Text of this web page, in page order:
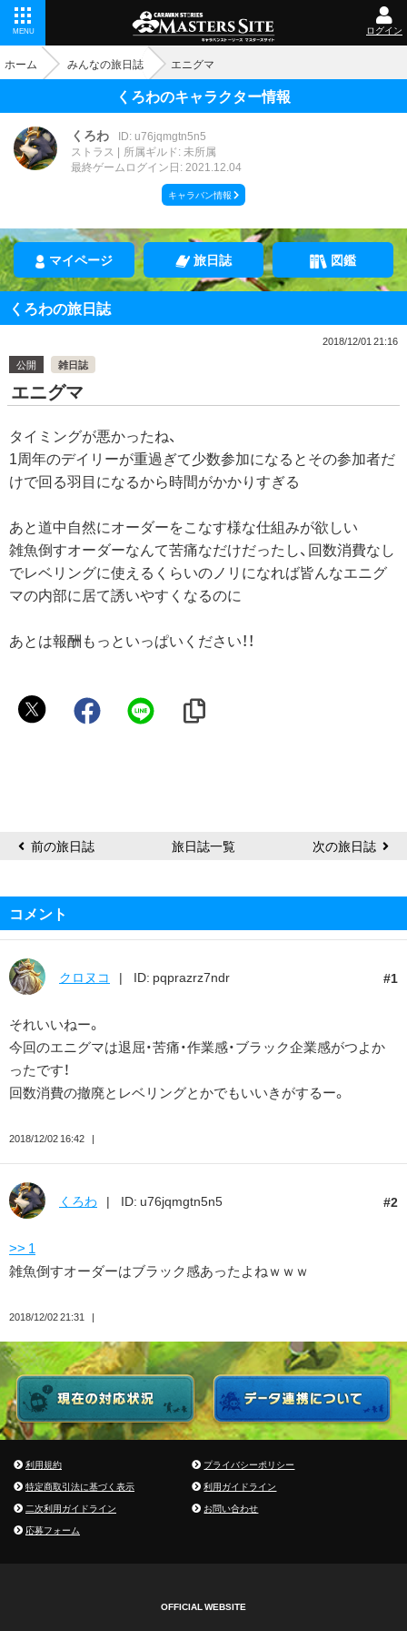
MENU ログイン
ホーム みんなの旅日誌 エニグマ
くろわのキャラクター情報
くろわ
ID: u76jqmgtn5n5
ストラス
所属ギルド: 未所属
最終ゲームログイン日: 2021.12.04
キャラバン情報
マイページ 旅日誌 図鑑
くろわの旅日誌
2018/12/01 21:16
公開
雑日誌
エニグマ
タイミングが悪かったね、
1周年のデイリーが重過ぎて少数参加になるとその参加者だ
けで回る羽目になるから時間がかかりすぎる
あと道中自然にオーダーをこなす様な仕組みが欲しい
雑魚倒すオーダーなんて苦痛なだけだったし、回数消費なし
でレベリングに使えるくらいのノリになれば皆んなエニグ
マの内部に居て誘いやすくなるのに
あとは報酬もっといっぱいください！！
く
前の旅日誌 旅日誌一覧 次の旅日誌
コメント
1
クロヌコ ID: pqprazrz7ndr
それいいねー。
今回のエニグマは退屈・苦痛・作業感・ブラック企業感がつよか
ったです！
回数消費の撤廃とレベリングとかでもいいきがするー。
2018/12/02 16:42
2
くろわ ID: u76jqmgtn5n5
>> 1
雑魚倒すオーダーはブラック感あったよねｗｗｗ
2018/12/02 21:31
利用規約
プライバシーポリシー
特定商取引法に基づく表示
利用ガイドライン
二次利用ガイドライン
お問い合わせ
応募フォーム
OFFICIAL WEBSITE